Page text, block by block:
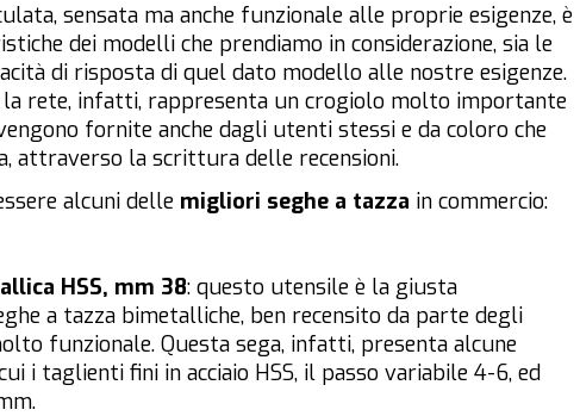
sensata ma anche funzionale alle proprie esigenze, è
dei modelli che prendiamo in considerazione, sia le
di risposta di quel dato modello alle nostre esigenze.
la rete, infatti, rappresenta un crogiolo molto importante
fornite anche dagli utenti stessi e da coloro che
attraverso la scrittura delle recensioni.
alcuni delle migliori seghe a tazza in commercio:
HSS, mm 38: questo utensile è la giusta
a tazza bimetalliche, ben recensito da parte degli
funzionale. Questa sega, infatti, presenta alcune
i taglienti fini in acciaio HSS, il passo variabile 4-6, ed